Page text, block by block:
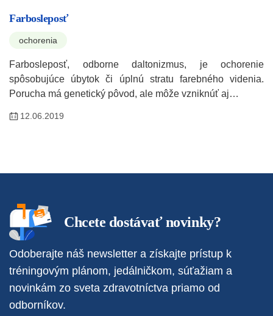
Farbosleposť
ochorenia
Farbosleposť, odborne daltonizmus, je ochorenie
spôsobujúce úbytok či úplnú stratu farebného videnia.
Porucha má genetický pôvod, ale môže vzniknúť aj…
12.06.2019
Chcete dostávať novinky?
Odoberajte náš newsletter a získajte prístup k
tréningovým plánom, jedálničkom, súťažiam a
novinkám zo sveta zdravotníctva priamo od
odborníkov.